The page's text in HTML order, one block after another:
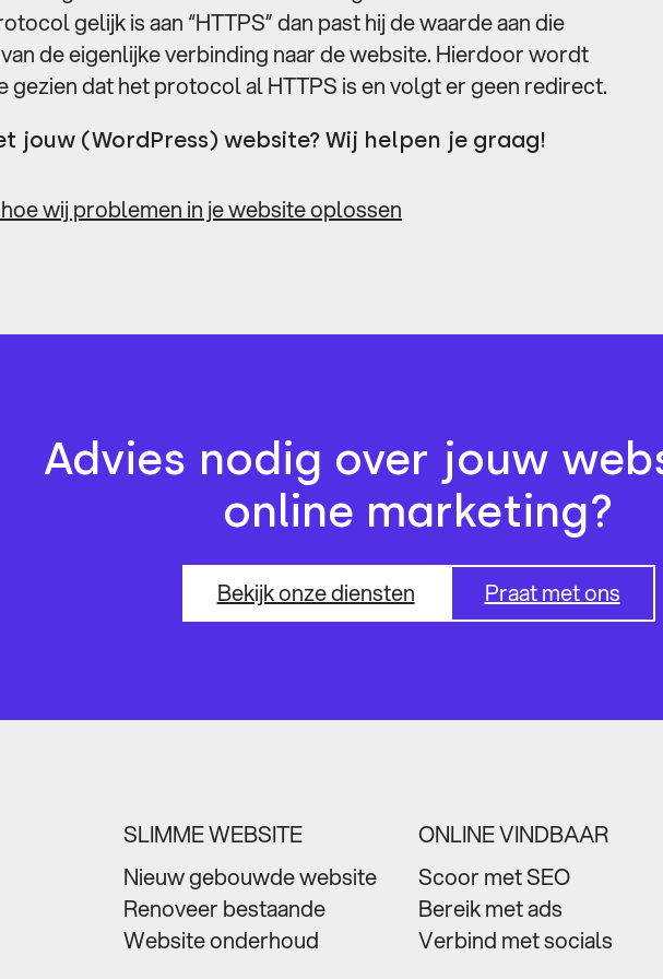
gelijk is aan “HTTPS” dan past hij de waarde aan die
de eigenlijke verbinding naar de website. Hierdoor wordt
gezien dat het protocol al HTTPS is en volgt er geen redirect.
jouw (WordPress) website? Wij helpen je graag!
wij problemen in je website oplossen
Advies nodig over jouw
online marketing?
Bekijk onze diensten Praat met ons
SLIMME WEBSITE
Nieuw gebouwde website
Renoveer bestaande
Website onderhoud
ONLINE VINDBAAR
Scoor met SEO
Bereik met ads
Verbind met socials